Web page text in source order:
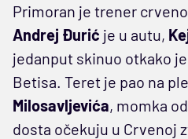
Primoran je trener
Andrej Đurić je u autu,
jedanput skinuo otkako
Betisa. Teret je pao na
Milosavljevića, momka
dosta očekuju u Crvenoj